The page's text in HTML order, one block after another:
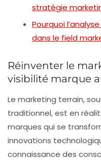
stratégie
Pourquoi
dans le field
Réinventer le
visibilité marque
Le marketing terrain,
traditionnel, est en
marques qui se
innovations
connaissance des